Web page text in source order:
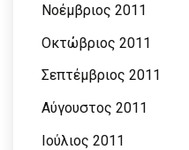
Νοέμβριος 2011
Οκτώβριος 2011
Σεπτέμβριος 2011
Αύγουστος 2011
Ιούλιος 2011